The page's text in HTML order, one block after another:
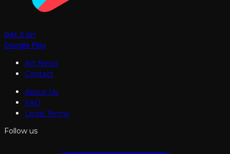
Get it on
Google Play
Art News
Contact
About Us
FAQ
Legal Terms
Follow us